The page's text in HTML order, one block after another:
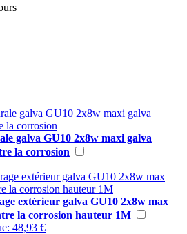
galva GU10 2x8w maxi galva
la corrosion
extérieur galva GU10 2x8w max
la corrosion hauteur 1M
48,93 €